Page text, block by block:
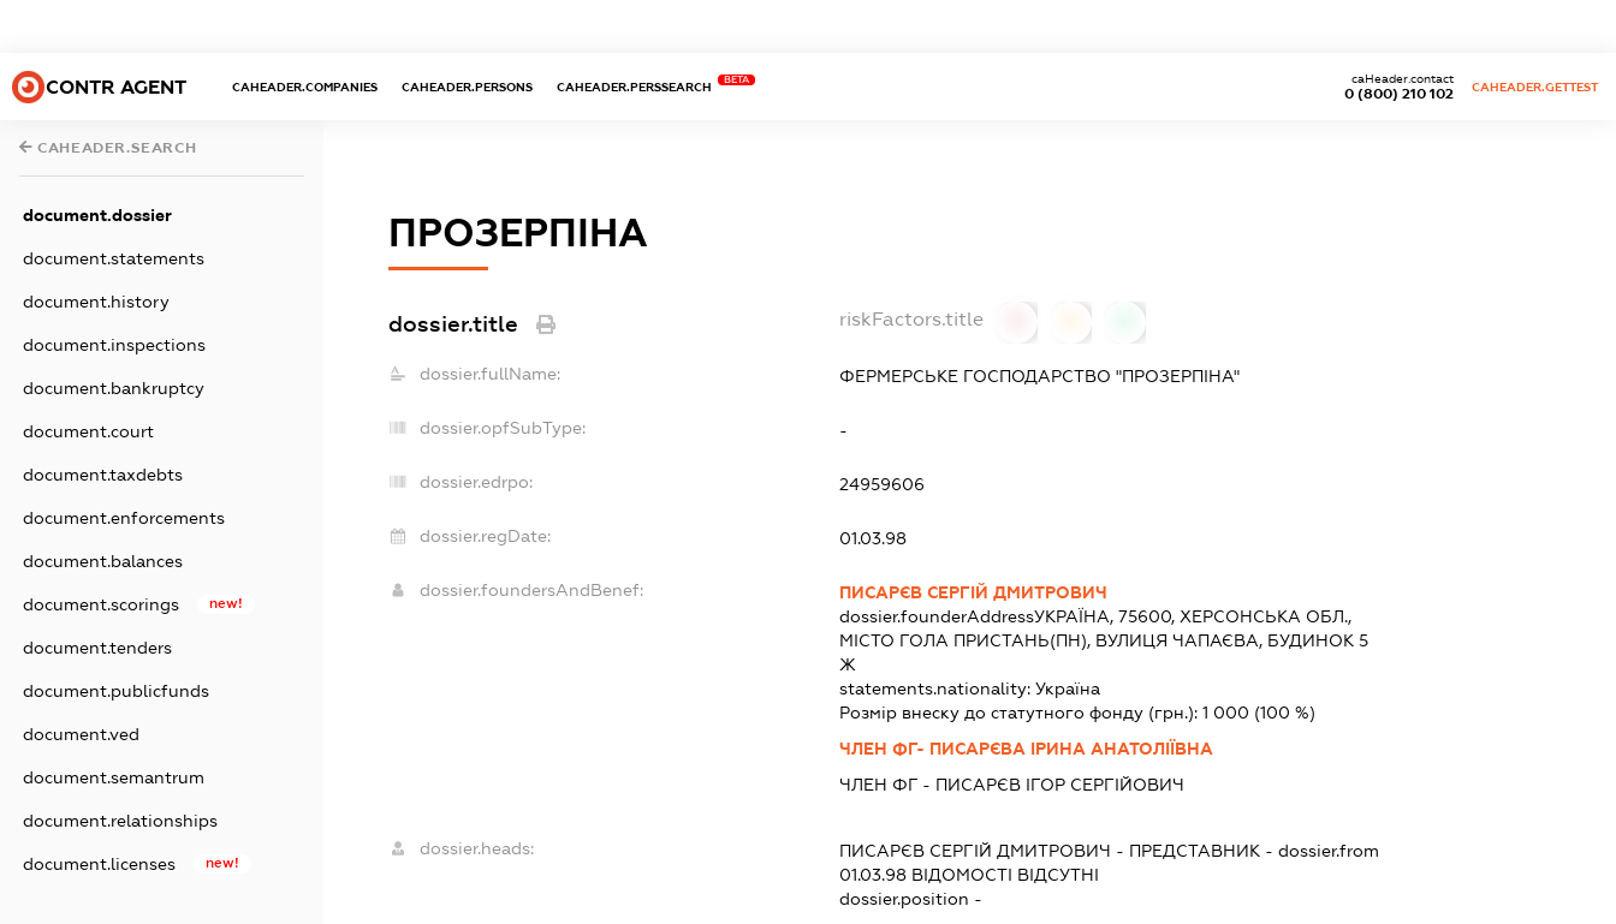
CONTR AGENT CAHEADER.COMPANIES CAHEADER.PERSONS CAHEADER.PERSSEARCH
BETA
0 (800) 210 102
caHeader.contact
CAHEADER.GETTEST
CAHEADER.SEARCH
document.dossier
document.statements
document.history
document.inspections
document.bankruptcy
document.court
document.taxdebts
document.enforcements
document.balances
document.scorings new!
document.tenders
document.publicfunds
document.ved
document.semantrum
document.relationships
document.licenses new!
ПРОЗЕРПІНА
dossier.title riskFactors.title
dossier.fullName: ФЕРМЕРСЬКЕ ГОСПОДАРСТВО "ПРОЗЕРПІНА"
dossier.opfSubType: -
dossier.edrpo: 24959606
dossier.regDate: 01.03.98
dossier.foundersAndBenef:
ПИСАРЄВ СЕРГІЙ ДМИТРОВИЧ
dossier.founderAddressУКРАЇНА, 75600, ХЕРСОНСЬКА ОБЛ.,
МІСТО ГОЛА ПРИСТАНЬ(ПН), ВУЛИЦЯ ЧАПАЄВА, БУДИНОК 5
Ж
statements.nationality: Україна
Розмір внеску до статутного фонду (грн.): 1 000 (100 %)
ЧЛЕН ФГ- ПИСАРЄВА ІРИНА АНАТОЛІЇВНА
ЧЛЕН ФГ - ПИСАРЄВ ІГОР СЕРГІЙОВИЧ
dossier.heads: ПИСАРЄВ СЕРГІЙ ДМИТРОВИЧ - ПРЕДСТАВНИК - dossier.from
01.03.98ВІДОМОСТІ ВІДСУТНІ
dossier.position -